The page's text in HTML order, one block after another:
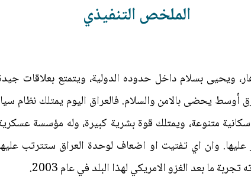
الملخص التنفيذي
ويحيى بسلام داخل حدوده الدولية، ويتمتع بعلاقات
أوسط يحضى بالامن والسلام. فالعراق اليوم يمتلك نظام
سكانية متنوعة، ويمتلك قوة بشرية كبيرة، وله مؤسسة
عليها. وان اي تفتيت او اضعاف لوحدة العراق ستترتب
ما بعد الغزو الامريكي لهذا البلد في عام 2003.